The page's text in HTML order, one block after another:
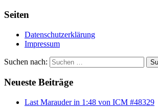
Seiten
Datenschutzerklärung
Impressum
Suchen nach:
Neueste Beiträge
Last Marauder in 1:48 von ICM #48329